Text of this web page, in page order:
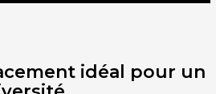
idéal pour un